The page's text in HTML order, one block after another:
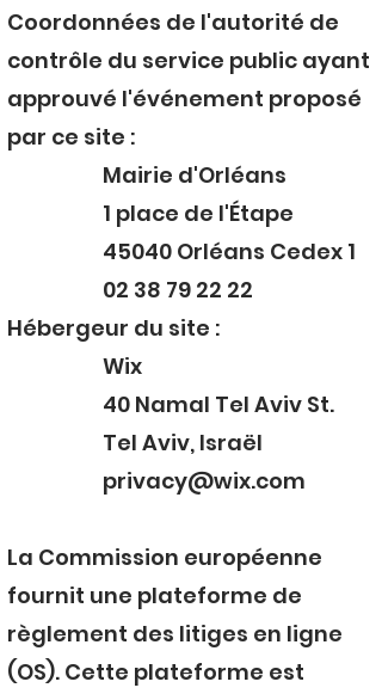
Coordonnées de l'autorité de
contrôle du service public ayant
approuvé l'événement proposé
par ce site :
Mairie d'Orléans
1 place de l'Étape
45040 Orléans Cedex 1
02 38 79 22 22
Hébergeur du site :
Wix
40 Namal Tel Aviv St.
Tel Aviv, Israël
privacy@wix.com
La Commission européenne
fournit une plateforme de
règlement des litiges en ligne
(OS). Cette plateforme est